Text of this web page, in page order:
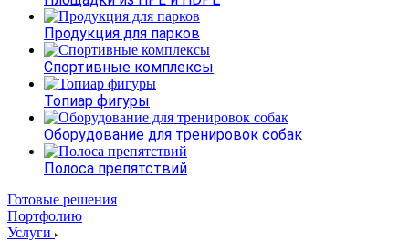
Продукция для парков
Спортивные комплексы
Топиар фигуры
Оборудование для тренировок собак
Полоса препятствий
Готовые решения
Портфолию
Услуги